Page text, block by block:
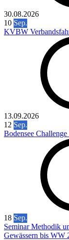
30.08.2026
10 Sep.
KVBW
13.09.2026
12 Sep.
Bodensee
18 Sep.
Seminar Methodik
Gewässern bis WW